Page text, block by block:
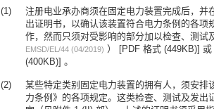
注册电业承办商须在固定电力装置完成后，
出证明书，以确认该装置符合电力条例的各
作，然而只须对受影响的部分加以检查、测试
EMSD/EL/44 (04/2019) ） [PDF 格式 (449KB)] 或
(400KB)] 。
某些特定类别固定电力装置的拥有人，须安
力条例》的各项规定。这类检查、测试及发